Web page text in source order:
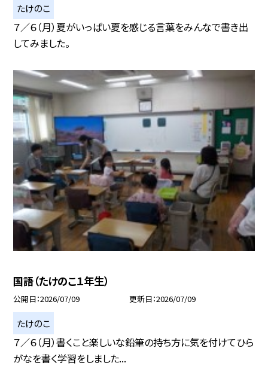
たけのこ
７／６（月）夏がいっぱい夏を感じる言葉をみんなで書き出
してみました。
国語（たけのこ１年生）
公開日 2026/07/09 更新日 2026/07/09
たけのこ
７／６（月）書くこと楽しいな鉛筆の持ち方に気を付けてひら
がなを書く学習をしました...